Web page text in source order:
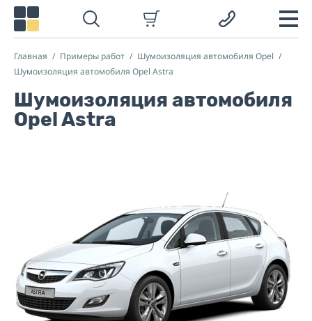
Главная Примеры работ
Шумоизоляция автомобиля Opel
Шумоизоляция автомобиля Opel Astra
Шумоизоляция автомобиля
Opel Astra